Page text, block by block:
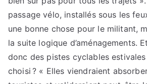
passage vélo, installés sous les
une bonne chose pour le militant,
la suite logique d’aménagements.
donc des pistes cyclables
choisi ? « Elles viendraient